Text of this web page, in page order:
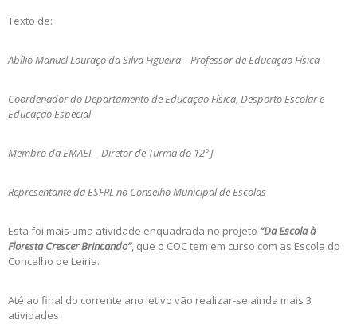
Texto de:
Abílio Manuel Louraço da Silva Figueira – Professor de Educação Física
Coordenador do Departamento de Educação Física, Desporto Escolar e
Educação Especial
Membro da EMAEI – Diretor de Turma do 12º J
Representante da ESFRL no Conselho Municipal de Escolas
Esta foi mais uma atividade enquadrada no projeto “Da Escola à
Floresta Crescer Brincando”, que o COC tem em curso com as Escola do
Concelho de Leiria.
Até ao final do corrente ano letivo vão realizar-se ainda mais 3
atividades